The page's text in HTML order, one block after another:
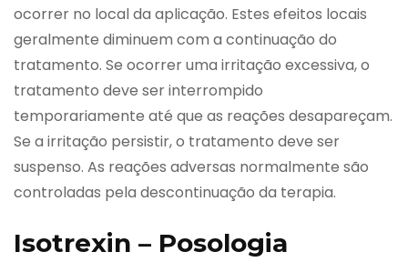
ocorrer no local da aplicação. Estes efeitos locais
geralmente diminuem com a continuação do
tratamento. Se ocorrer uma irritação excessiva, o
tratamento deve ser interrompido
temporariamente até que as reações desapareçam.
Se a irritação persistir, o tratamento deve ser
suspenso. As reações adversas normalmente são
controladas pela descontinuação da terapia.
Isotrexin – Posologia